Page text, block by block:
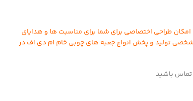
طراحی اختصاصی برای شما برای مناسبت ها و هدایای
تولید و پخش انواع جعبه های چوبی خام ام دی اف در
تماس باشید